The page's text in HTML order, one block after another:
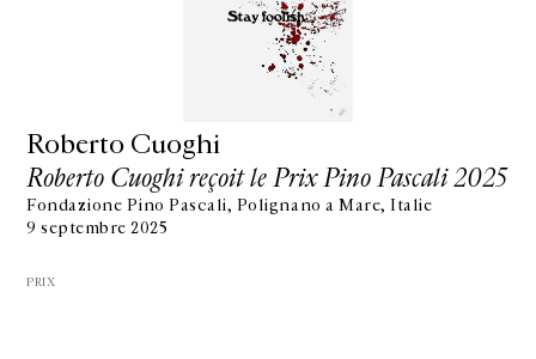
Roberto Cuoghi
Roberto Cuoghi reçoit le Prix Pino Pascali 2025
Fondazione Pino Pascali, Polignano a Mare, Italie
9 septembre 2025
PRIX